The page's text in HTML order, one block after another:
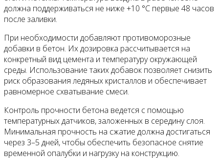
должна поддерживаться не ниже +10 °C первые 48 часов
после заливки.
При необходимости добавляют противоморозные
добавки в бетон. Их дозировка рассчитывается на
конкретный вид цемента и температуру окружающей
среды. Использование таких добавок позволяет снизить
риск образования ледяных кристаллов и обеспечивает
равномерное схватывание смеси.
Контроль прочности бетона ведется с помощью
температурных датчиков, заложенных в середину слоя.
Минимальная прочность на сжатие должна достигаться
через 3–5 дней, чтобы обеспечить безопасное снятие
временной опалубки и нагрузку на конструкцию.